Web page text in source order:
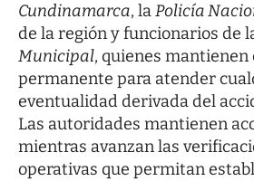
Cundinamarca, laPolicía
de la región y funcionarios de
Municipal, quienes
permanente para atender
eventualidad derivada del
Las autoridades mantienen
mientras avanzan las
operativas que permitan